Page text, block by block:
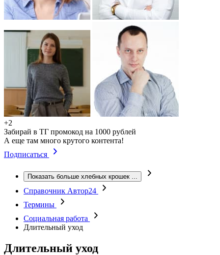
+2
Забирай в ТГ промокод на 1000 рублей
А еще там много крутого контента!
Подписаться
Показать больше хлебных крошек ...
Справочник Автор24
Термины
Социальная работа
Длительный уход
Длительный уход